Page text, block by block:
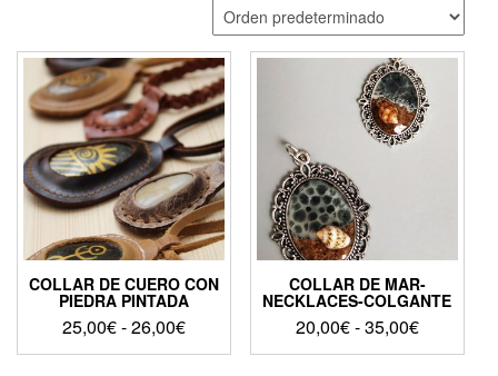
COLLAR DE CUERO CON
PIEDRA PINTADA
25,00€-26,00€Rango
de
Este
COLLAR DE MAR-
NECKLACES-COLGANTE
20,00€-35,00€Rango
de
Este